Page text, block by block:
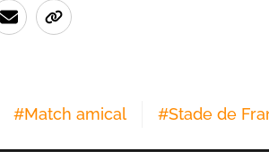
#Match amical #Stade de